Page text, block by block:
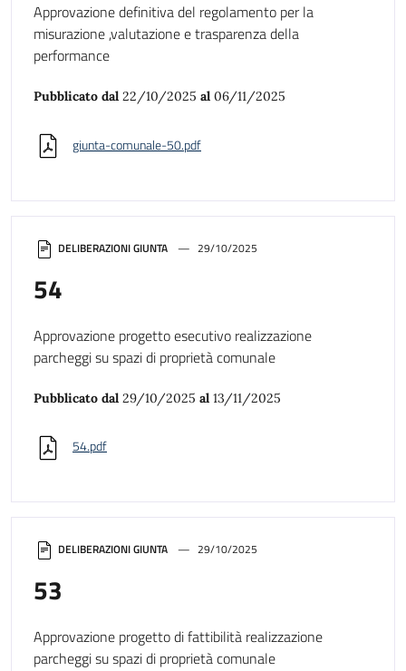
DELIBERAZIONI GIUNTA 29/10/2025
53
Approvazione progetto di fattibilità realizzazione
parcheggi su spazi di proprietà comunale
DELIBERAZIONI GIUNTA 29/10/2025
54
Approvazione progetto esecutivo realizzazione
parcheggi su spazi di proprietà comunale
Pubblicato dal 29/10/2025 al 13/11/2025
54.pdf
Approvazione definitiva del regolamento per la
misurazione ,valutazione e trasparenza della
performance
Pubblicato dal 22/10/2025 al 06/11/2025
giunta-comunale-50.pdf